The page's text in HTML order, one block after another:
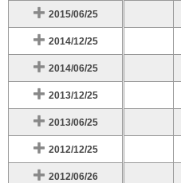
2015/06/25
2014/12/25
2014/06/25
2013/12/25
2013/06/25
2012/12/25
2012/06/26